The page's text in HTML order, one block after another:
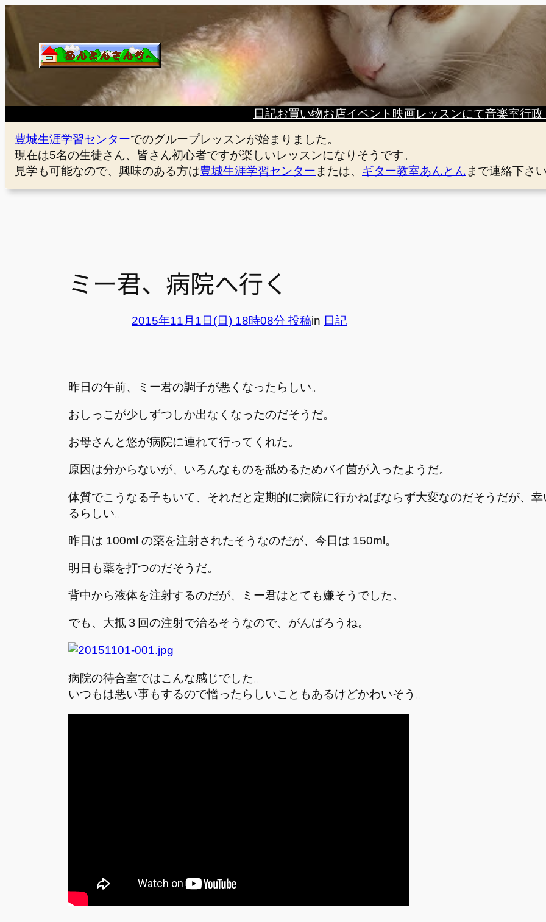
内
容
ス
キ
ッ
プ
日記お買い物お店イベント 映画レッスンにて音楽室行政
豊城生涯学習センターでのグループレッスンが始まりました。
現在は5名の生徒さん、皆さん初心者ですが楽しいレッスンになりそうです。
見学も可能なので、興味のある方は豊城生涯学習センター または、 ギター教室あんとん まで連絡下さ
ミー君、病院へ行く
2015年11月1日(日) 18時08分 投稿in 日記
昨日の午前、ミー君の調子が悪くなったらしい。
おしっこが少しずつしか出なくなったのだそうだ。
お母さんと悠が病院に連れて行ってくれた。
原因は分からないが、いろんなものを舐めるためバイ菌が入ったようだ。
体質でこうなる子もいて、それだと定期的に病院に行かねばならず大変なのだそうだが、
るらしい。
昨日は 100ml の薬を注射されたそうなのだが、今日は 150ml。
明日も薬を打つのだそうだ。
背中から液体を注射するのだが、ミー君はとても嫌そうでした。
でも、大抵３回の注射で治るそうなので、がんばろうね。
病院の待合室ではこんな感じでした。
いつもは悪い事もするので憎ったらしいこともあるけどかわいそう。